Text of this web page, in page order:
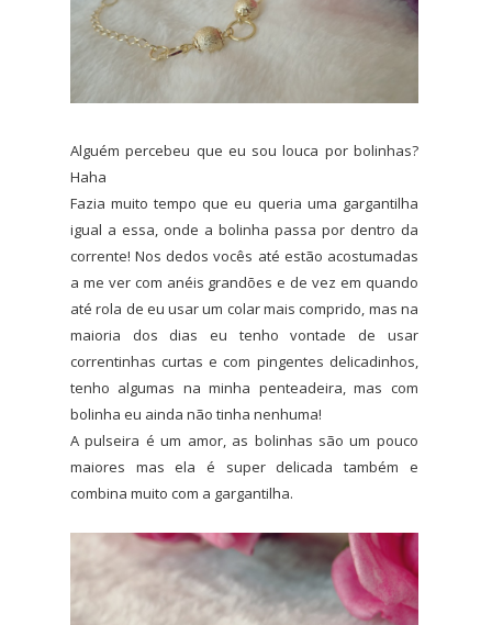
Alguém percebeu que eu sou louca por bolinhas?
Haha
Fazia muito tempo que eu queria uma gargantilha
igual a essa, onde a bolinha passa por dentro da
corrente! Nos dedos vocês até estão acostumadas
a me ver com anéis grandões e de vez em quando
até rola de eu usar um colar mais comprido, mas na
maioria dos dias eu tenho vontade de usar
correntinhas curtas e com pingentes delicadinhos,
tenho algumas na minha penteadeira, mas com
bolinha eu ainda não tinha nenhuma!
A pulseira é um amor, as bolinhas são um pouco
maiores mas ela é super delicada também e
combina muito com a gargantilha.